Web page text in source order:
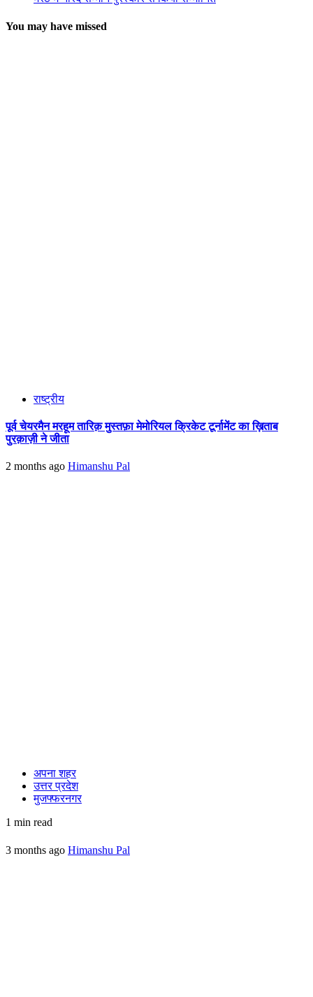
You may have missed
राष्ट्रीय
पूर्व चेयरमैन मरहूम तारिक़ मुस्तफ़ा मेमोरियल क्रिकेट टूर्नामेंट का ख़िताब
पुरक़ाज़ी ने जीता
2 months ago Himanshu Pal
अपना शहर
उत्तर प्रदेश
मुजफ्फरनगर
1 min read
3 months ago Himanshu Pal